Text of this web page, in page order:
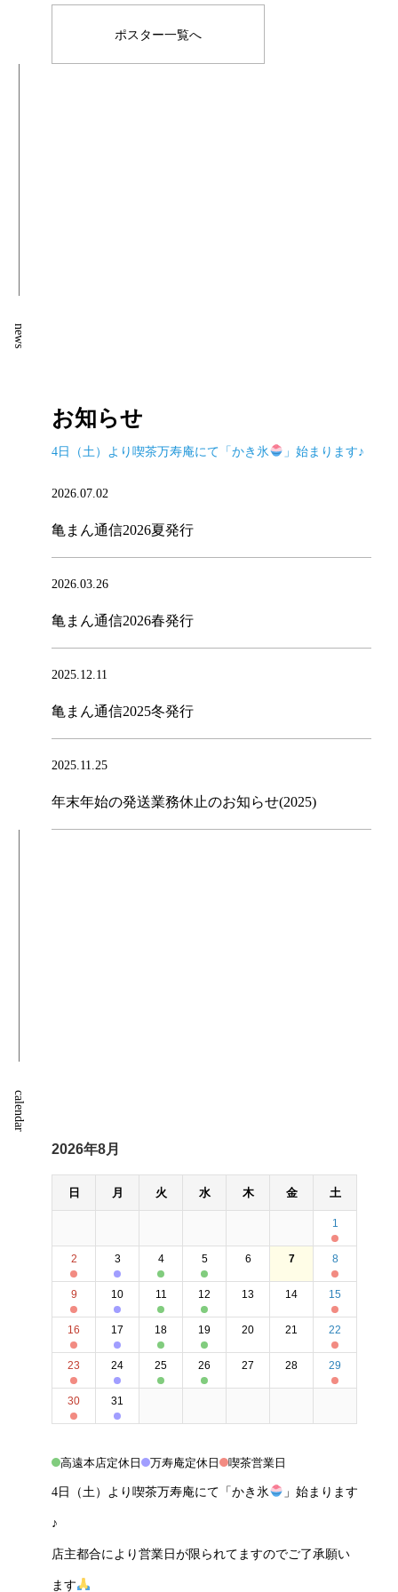
ポスター一覧へ
news
お知らせ
4日（土）より喫茶万寿庵にて「かき氷 」始まります♪
2026.07.02
亀まん通信2026夏発行
2026.03.26
亀まん通信2026春発行
2025.12.11
亀まん通信2025冬発行
2025.11.25
年末年始の発送業務休止のお知らせ(2025)
calendar
2026年8月
日 月 火 水 木 金 土
1
2 3 4 5 6 7 8
9 10 11 12 13 14 15
16 17 18 19 20 21 22
23 24 25 26 27 28 29
30 31
高遠本店定休日 万寿庵定休日 喫茶営業日
4日（土）より喫茶万寿庵にて「かき氷 」始まります
♪
店主都合により営業日が限られてますのでご了承願い
ます